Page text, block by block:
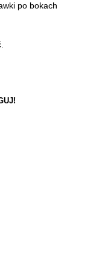
po bokach